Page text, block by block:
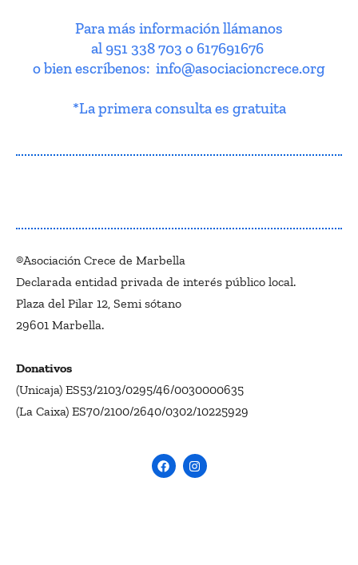
Para más información llámanos
al 951 338 703 o 617691676
o bien escríbenos: info@asociacioncrece.org
*La primera consulta es gratuita
®Asociación Crece de Marbella
Declarada entidad privada de interés público local.
Plaza del Pilar 12, Semi sótano
29601 Marbella.
Donativos
(Unicaja) ES53/2103/0295/46/0030000635
(La Caixa) ES70/2100/2640/0302/10225929